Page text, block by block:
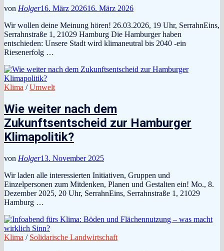
von Holger16. März 202616. März 2026
Wir wollen deine Meinung hören! 26.03.2026, 19 Uhr, SerrahnEins,
Serrahnstraße 1, 21029 Hamburg Die Hamburger haben
entschieden: Unsere Stadt wird klimaneutral bis 2040 -ein
Riesenerfolg …
Klima /Umwelt
Wie weiter nach dem
Zukunftsentscheid zur Hamburger
Klimapolitik?
von Holger13. November 2025
Wir laden alle interessierten Initiativen, Gruppen und
Einzelpersonen zum Mitdenken, Planen und Gestalten ein! Mo., 8.
Dezember 2025, 20 Uhr, SerrahnEins, Serrahnstraße 1, 21029
Hamburg …
Klima / Solidarische Landwirtschaft